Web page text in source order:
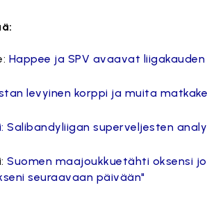
Happee ja SPV avaavat
levyinen korppi ja muita
Salibandyliigan superveljesten
Suomen maajoukkuetähti oksensi
seuraavaan päivään"